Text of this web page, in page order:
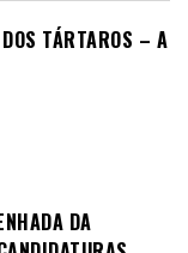
TÁRTAROS – A
DA